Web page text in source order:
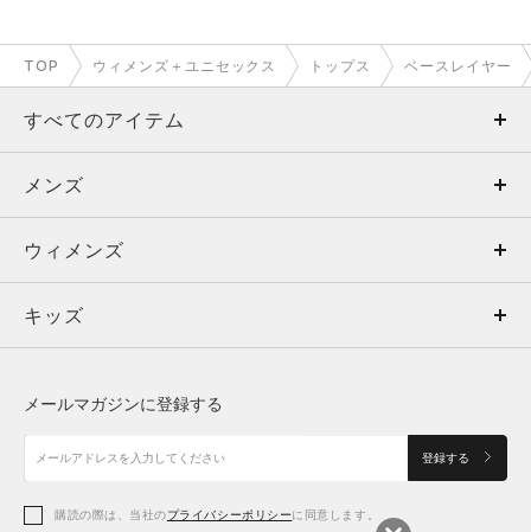
TOP ウィメンズ＋ユニセックス トップス ベースレイヤー
すべてのアイテム
メンズ
ウィメンズ
キッズ
アクセサリー
メンズ
トップス
ボトムス
アクセサリー
ウィメンズ
トップス
シューズ
アクセサリー
キッズ
シューズ
メールマガジンに登録する
登録する
購読の際は、当社のプライバシーポリシーに同意します。